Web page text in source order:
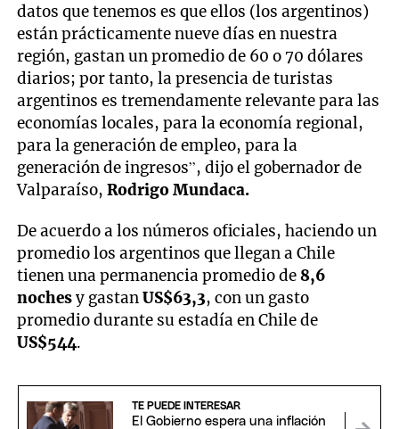
datos que tenemos es que ellos (los argentinos)
están prácticamente nueve días en nuestra
región, gastan un promedio de 60 o 70 dólares
diarios; por tanto, la presencia de turistas
argentinos es tremendamente relevante para las
economías locales, para la economía regional,
para la generación de empleo, para la
generación de ingresos”, dijo el gobernador de
Valparaíso,Rodrigo Mundaca.
De acuerdo a los números oficiales, haciendo un
promedio los argentinos que llegan a Chile
tienen una permanencia promedio de8,6
nochesy gastanUS$63,3, con un gasto
promedio durante su estadía en Chile de
US$544.
TE PUEDE INTERESAR
El Gobierno espera una inflación